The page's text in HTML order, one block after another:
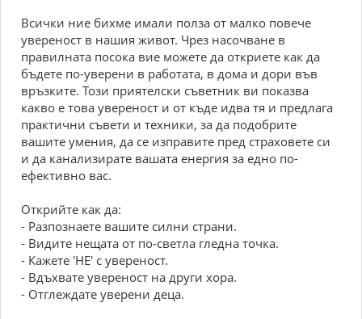
Всички ние бихме имали полза от малко повече
увереност в нашия живот. Чрез насочване в
правилната посока вие можете да откриете как да
бъдете по-уверени в работата, в дома и дори във
връзките. Този приятелски съветник ви показва
какво е това увереност и от къде идва тя и предлага
практични съвети и техники, за да подобрите
вашите умения, да се изправите пред страховете си
и да канализирате вашата енергия за едно по-
ефективно вас.
Открийте как да:
- Разпознаете вашите силни страни.
- Видите нещата от по-светла гледна точка.
- Кажете 'НЕ' с увереност.
- Вдъхвате увереност на други хора.
- Отглеждате уверени деца.